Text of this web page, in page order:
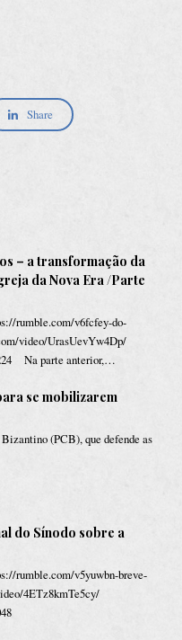
Share
– a transformação da
da Nova Era /Parte
rumble.com/v6fcfey-do-
video/UrasUevYw4Dp/
Na parte anterior,…
se mobilizarem
(PCB), que defende as
do Sínodo sobre a
rumble.com/v5yuwbn-breve-
4ETz8kmTe5cy/